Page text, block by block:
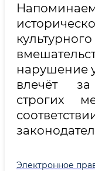
нарушение
влечёт
строгих
Электронное